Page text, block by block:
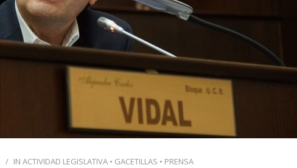
IN ACTIVIDAD LEGISLATIVA • GACETILLAS • PRENSA